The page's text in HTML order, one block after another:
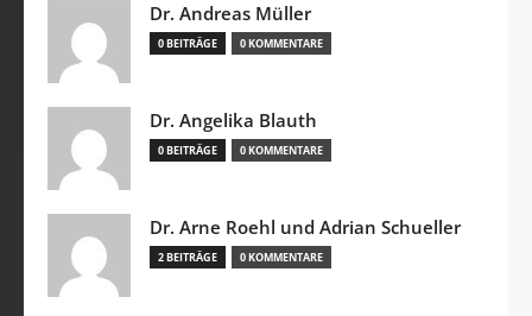
Dr. Andreas Müller
0 BEITRÄGE 0 KOMMENTARE
Dr. Angelika Blauth
0 BEITRÄGE 0 KOMMENTARE
Dr. Arne Roehl und Adrian Schueller
2 BEITRÄGE 0 KOMMENTARE